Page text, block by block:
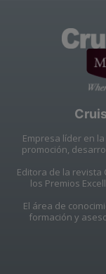
Empresa líder en
promoción,
Editora de la
los Premios
El área de
formación y